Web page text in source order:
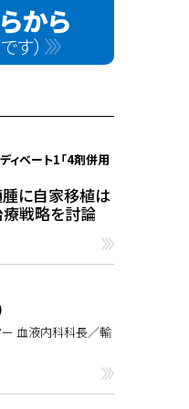
から
す）
ィベート1「4剤併用
腫に自家移植は
戦略を討論
ー 血液内科科長／輸